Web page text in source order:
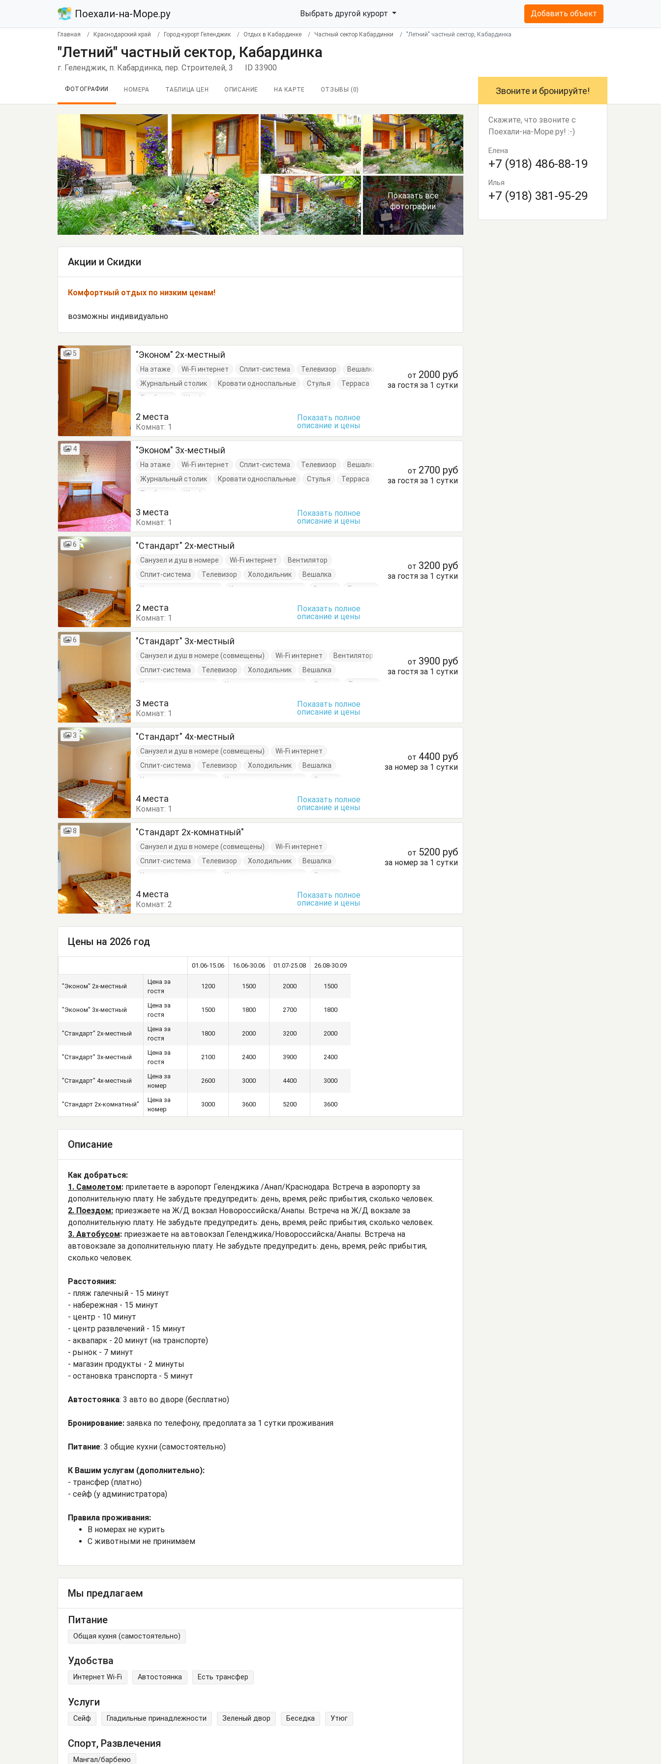
Поехали-на-Море.ру Выбрать другой курорт Добавить объект
Главная Краснодарский край Город-курорт Геленджик Отдых в Кабардинке Частный сектор Кабардинки "Летний" частный сектор, Кабардинка
"Летний" частный сектор, Кабардинка
г. Геленджик, п. Кабардинка, пер. Строителей, 3 ID 33900
ФОТОГРАФИИ НОМЕРА ТАБЛИЦА ЦЕН ОПИСАНИЕ НА КАРТЕ ОТЗЫВЫ ( 0)
Показать все
фотографии
Акции и Скидки
Комфортный отдых по низким ценам!
возможны индивидуально
5 "Эконом" 2х-местный
На этаже Wi-Fi интернет Сплит-система Телевизор
Вешалка
Журнальный столик
Кровати односпальные Стулья
Терраса
Тумбочки
Шкаф
от 2000 руб
за гостя за 1 сутки
2 места
Комнат: 1
Показать полное
описание и цены
4 "Эконом" 3х-местный
На этаже Wi-Fi интернет Сплит-система Телевизор
Вешалка
Журнальный столик
Кровати односпальные Стулья
Терраса
Тумбочки
Шкаф
от 2700 руб
за гостя за 1 сутки
3 места
Комнат: 1
Показать полное
описание и цены
6 "Стандарт" 2х-местный
Санузел и душ в номере Wi-Fi интернет
Вентилятор
Сплит-система
Телевизор Холодильник
Вешалка
Кровати односпальные
Кровать двуспальная Стулья
Терраса
от 3200 руб
за гостя за 1 сутки
2 места
Комнат: 1
Показать полное
описание и цены
6 "Стандарт" 3х-местный
Санузел и душ в номере (совмещены) Wi-Fi интернет
Вентилятор
Сплит-система
Телевизор Холодильник
Вешалка
Кровати двуспальные
Кровати односпальные Стулья
Терраса
от 3900 руб
за гостя за 1 сутки
3 места
Комнат: 1
Показать полное
описание и цены
3 "Стандарт" 4х-местный
Санузел и душ в номере (совмещены)
Wi-Fi интернет
Сплит-система
Телевизор Холодильник
Вешалка
Кровати двуспальные
Кровати односпальные
Стулья
от 4400 руб
за номер за 1 сутки
4 места
Комнат: 1
Показать полное
описание и цены
8 "Стандарт 2х-комнатный"
Санузел и душ в номере (совмещены)
Wi-Fi интернет
Сплит-система
Телевизор Холодильник
Вешалка
Кровати двуспальные
Кровати односпальные
Стулья
от 5200 руб
за номер за 1 сутки
4 места
Комнат:2
Показать полное
описание и цены
Цены на 2026 год
01.06-15.06 16.06-30.06 01.07-25.08 26.08-30.09
"Эконом" 2х-местный
Цена за
гостя
1200 1500 2000 1500
"Эконом" 3х-местный
Цена за
гостя
1500 1800 2700 1800
"Стандарт" 2х-местный
Цена за
гостя
1800 2000 3200 2000
"Стандарт" 3х-местный
Цена за
гостя
2100 2400 3900 2400
"Стандарт" 4х-местный
Цена за
номер
2600 3000 4400 3000
"Стандарт 2х-комнатный"
Цена за
номер
3000 3600 5200 3600
Описание
Как добраться:
1. Самолетом: прилетаете в аэропорт Геленджика /Анап/Краснодара. Встреча в аэропорту за
дополнительную плату. Не забудьте предупредить: день, время, рейс прибытия, сколько человек.
2. Поездом: приезжаете на Ж/Д вокзал Новороссийска/Анапы. Встреча на Ж/Д вокзале за
дополнительную плату. Не забудьте предупредить: день, время, рейс прибытия, сколько человек.
3. Автобусом: приезжаете на автовокзал Геленджика/Новороссийска/Анапы. Встреча на
автовокзале за дополнительную плату. Не забудьте предупредить: день, время, рейс прибытия,
сколько человек.
Расстояния:
- пляж галечный - 15 минут
- набережная - 15 минут
- центр - 10 минут
- центр развлечений - 15 минут
- аквапарк - 20 минут (на транспорте)
- рынок - 7 минут
- магазин продукты - 2 минуты
- остановка транспорта - 5 минут
Автостоянка: 3 авто во дворе (бесплатно)
Бронирование: заявка по телефону, предоплата за 1 сутки проживания
Питание: 3 общие кухни (самостоятельно)
К Вашим услугам (дополнительно):
- трансфер (платно)
- сейф (у администратора)
Правила проживания:
В номерах не курить
С животными не принимаем
Мы предлагаем
Питание
Общая кухня (самостоятельно)
Удобства
Интернет Wi-Fi Автостоянка Есть трансфер
Услуги
Сейф Гладильные принадлежности Зеленый двор Беседка Утюг
Спорт, Развлечения
Мангал/барбекю
Звоните и бронируйте!
Скажите, что звоните с
Поехали-на-Море.ру! :-)
Елена
+7 (918) 486-88-19
Илья
+7 (918) 381-95-29